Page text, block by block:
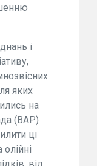
і
яких
на
(ВАР)
ці